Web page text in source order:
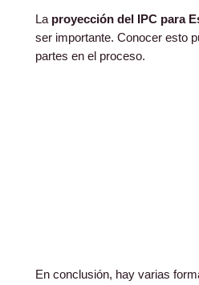
La proyección del IPC para
ser importante. Conocer esto
partes en el proceso.
En conclusión, hay varias